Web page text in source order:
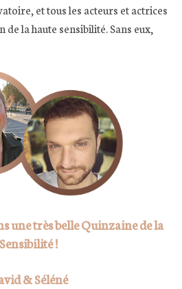
et tous les acteurs et actrices
de la haute sensibilité. Sans eux,
une très belle Quinzaine de la
Sensibilité !
& Séléné